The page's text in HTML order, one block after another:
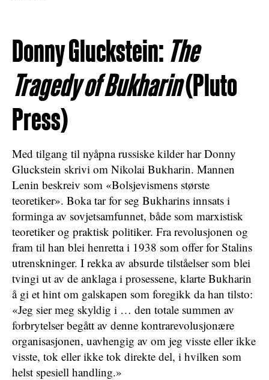
Donny Gluckstein: The
Tragedy of Bukharin(Pluto
Press)
Med tilgang til nyåpna russiske kilder har Donny
Gluckstein skrivi om Nikolai Bukharin. Mannen
Lenin beskreiv som «Bolsjevismens største
teoretiker». Boka tar for seg Bukharins innsats i
forminga av sovjetsamfunnet, både som marxistisk
teoretiker og praktisk politiker. Fra revolusjonen og
fram til han blei henretta i 1938 som offer for Stalins
utrenskninger. I rekka av absurde tilståelser som blei
tvingi ut av de anklaga i prosessene, klarte Bukharin
å gi et hint om galskapen som foregikk da han tilsto:
«Jeg sier meg skyldig i … den totale summen av
forbrytelser begått av denne kontrarevolusjonære
organisasjonen, uavhengig av om jeg visste eller ikke
visste, tok eller ikke tok direkte del, i hvilken som
helst spesiell handling.»